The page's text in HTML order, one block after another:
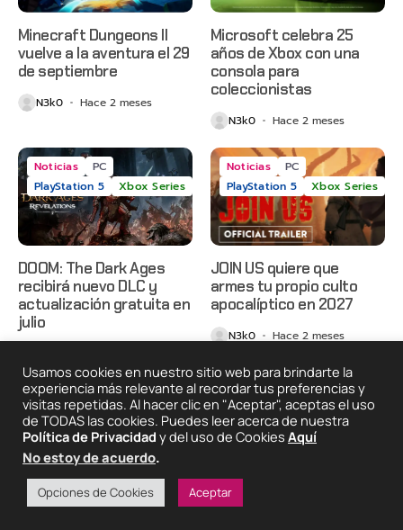
Minecraft Dungeons II
vuelve a la aventura el 29
de septiembre
N3k0 Hace 2 meses
Microsoft celebra 25
años de Xbox con una
consola para
coleccionistas
N3k0 Hace 2 meses
Noticias
PC
PlayStation 5
Xbox Series
DOOM: The Dark Ages
recibirá nuevo DLC y
actualización gratuita en
julio
Noticias
PC
PlayStation 5
Xbox Series
JOIN US quiere que
armes tu propio culto
apocalíptico en 2027
N3k0 Hace 2 meses
2025 © Degeneraciónx.com | Anime, Games & Nothing
Else
Quiénes
Somos
Condiciones De
Uso
Usamos cookies en nuestro sitio web para brindarte la
experiencia más relevante al recordar tus preferencias y
visitas repetidas. Al hacer clic en "Aceptar", aceptas el uso
de TODAS las cookies. Puedes leer acerca de nuestra
Política de Privacidad y del uso de Cookies Aquí
No estoy de acuerdo.
Opciones de Cookies Aceptar